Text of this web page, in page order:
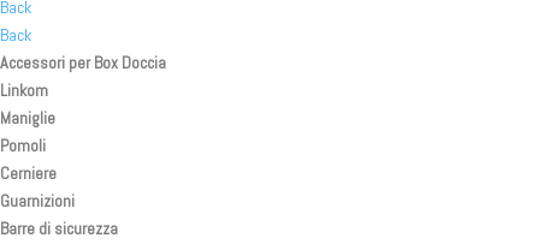
Back
Back
Accessori per Box Doccia
Linkom
Maniglie
Pomoli
Cerniere
Guarnizioni
Barre di sicurezza